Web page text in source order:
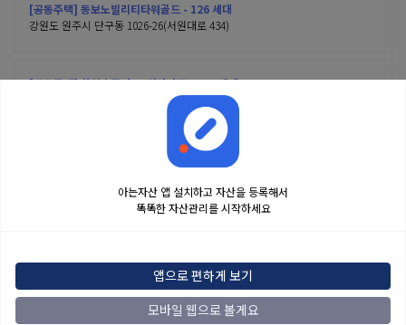
[공동주택] 동보노빌리티타워골드 - 126 세대
강원도 원주시 단구동 1026-26(서원대로 434)
[공동주택] 한신휴플러스2차아파트 - 478 세대
강원도 원주시 단구동 1461(서원대로 427)
아는자산 앱 설치하고 자산을 등록해서
똑똑한 자산관리를 시작하세요
앱으로 편하게 보기
모바일 웹으로 볼게요
수 있습니다. 본 정보는 일반적인 시장 정보 제공을 위한 것이며 투자 권유 또는 자문에
해당하지 않습니다. 해당 정보로 인한 투자 결과에 법적인 책임을 지지 않으며, 투자
결정 및 책임은 전적으로 이용자에게 있습니다.